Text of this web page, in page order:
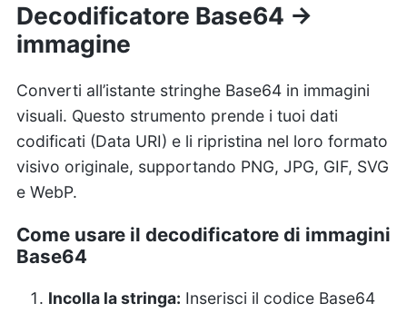
Decodificatore Base64 →
immagine
Converti all’istante stringhe Base64 in immagini
visuali. Questo strumento prende i tuoi dati
codificati (Data URI) e li ripristina nel loro formato
visivo originale, supportando PNG, JPG, GIF, SVG
e WebP.
Come usare il decodificatore di immagini
Base64
Incolla la stringa: Inserisci il codice Base64